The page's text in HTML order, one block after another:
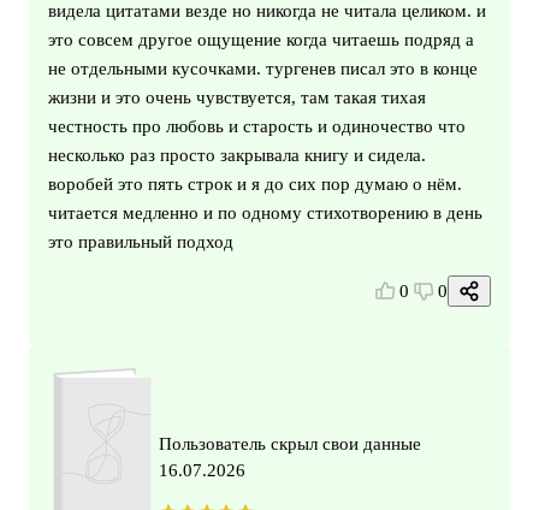
видела цитатами везде но никогда не читала целиком. и
это совсем другое ощущение когда читаешь подряд а
не отдельными кусочками. тургенев писал это в конце
жизни и это очень чувствуется, там такая тихая
честность про любовь и старость и одиночество что
несколько раз просто закрывала книгу и сидела.
воробей это пять строк и я до сих пор думаю о нём.
читается медленно и по одному стихотворению в день
это правильный подход
0 0
Пользователь скрыл свои данные
16.07.2026